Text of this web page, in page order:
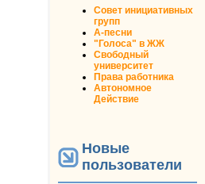
Совет инициативных
групп
А-песни
"Голоса" в ЖЖ
Свободный
университет
Права работника
Автономное
Действие
Новые
пользователи